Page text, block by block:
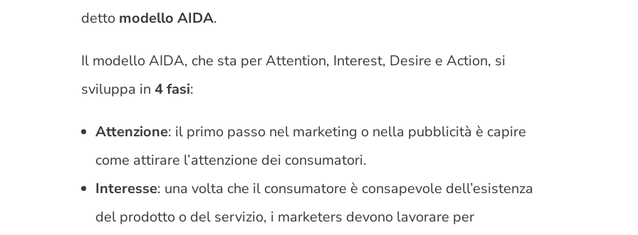
detto modello AIDA.
Il modello AIDA, che sta per Attention, Interest, Desire e Action, si
sviluppa in4 fasi:
Attenzione: il primo passo nel marketing o nella pubblicità è capire
come attirare l’attenzione dei consumatori.
Interesse: una volta che il consumatore è consapevole dell’esistenza
del prodotto o del servizio, i marketers devono lavorare per